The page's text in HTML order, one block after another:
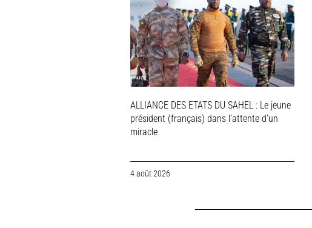
ALLIANCE DES ETATS DU SAHEL : Le jeune
président (français) dans l’attente d’un
miracle
4 août 2026